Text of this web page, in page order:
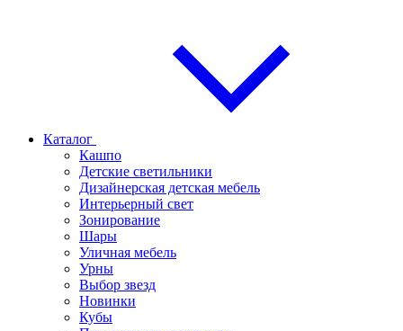
Каталог
Кашпо
Детские светильники
Дизайнерская детская мебель
Интерьерный свет
Зонирование
Шары
Уличная мебель
Урны
Выбор звезд
Новинки
Кубы